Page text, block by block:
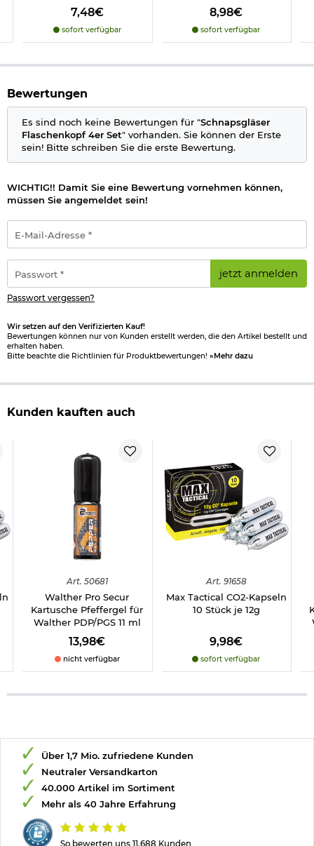
7,48€
sofort verfügbar
8,98€
sofort verfügbar
Bewertungen
Es sind noch keine Bewertungen für "Schnapsgläser
Flaschenkopf 4er Set" vorhanden. Sie können der Erste
sein! Bitte schreiben Sie die erste Bewertung.
WICHTIG!! Damit Sie eine Bewertung vornehmen können,
müssen Sie angemeldet sein!
Mail-
Adresse
*
jetzt anmelden
Passwort vergessen?
Wir setzen auf den Verifizierten Kauf!
Bewertungen können nur von Kunden erstellt werden, die den Artikel bestellt und
erhalten haben.
Bitte beachte die Richtlinien für Produktbewertungen! »Mehr dazu
Kunden kauften auch
Art. 50681
Walther Pro Secur
Kartusche Pfeffergel für
Walther PDP/PGS 11 ml
13,98€
nicht verfügbar
Art. 91658
Max Tactical CO2-Kapseln
10 Stück je 12g
9,98€
sofort verfügbar
So bewerten uns 11.688 Kunden
Über 1,7 Mio. zufriedene Kunden
Neutraler Versandkarton
40.000 Artikel im Sortiment
Mehr als 40 Jahre Erfahrung